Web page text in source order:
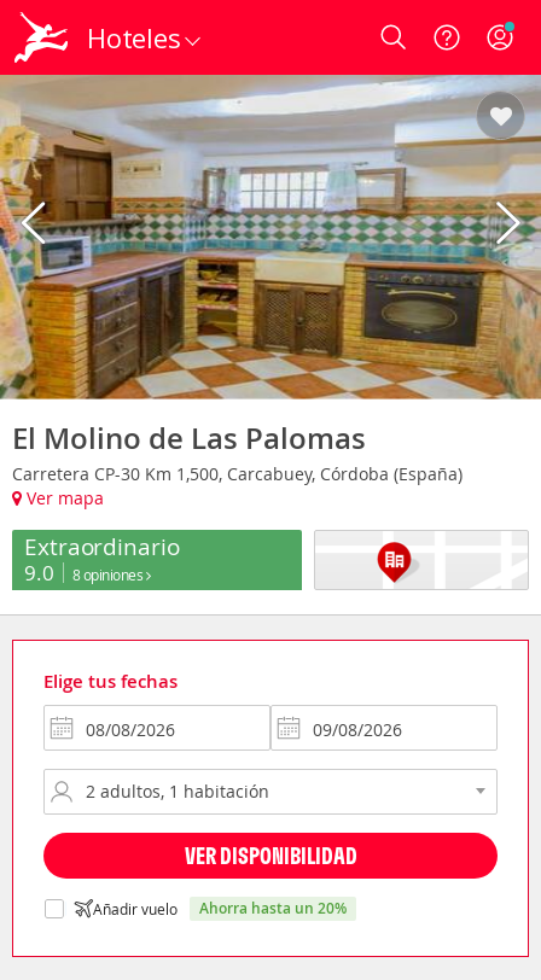
Hoteles Login
El Molino de Las Palomas
Carretera CP-30 Km 1,500, Carcabuey, Córdoba (España)
Ver mapa
Extraordinario
9.0 8 opiniones
Elige tus fechas
VER DISPONIBILIDAD
Añadir vuelo ahorra hasta un 20%